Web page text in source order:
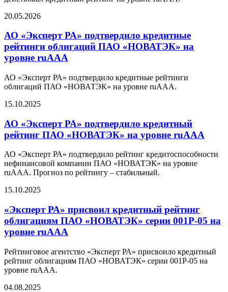
20.05.2026
АО «Эксперт РА» подтвердило кредитные
рейтинги облигаций ПАО «НОВАТЭК» на
уровне ruAAA
АО «Эксперт РА» подтвердило кредитные рейтинги
облигаций ПАО «НОВАТЭК» на уровне ruAAA.
15.10.2025
АО «Эксперт РА» подтвердило кредитный
рейтинг ПАО «НОВАТЭК» на уровне ruAAA
АО «Эксперт РА» подтвердило рейтинг кредитоспособности
нефинансовой компании ПАО «НОВАТЭК» на уровне
ruAAА. Прогноз по рейтингу – стабильный.
15.10.2025
«Эксперт РА» присвоил кредитный рейтинг
облигациям ПАО «НОВАТЭК» серии 001P-05 на
уровне ruAAA
Рейтинговое агентство «Эксперт РА» присвоило кредитный
рейтинг облигациям ПАО «НОВАТЭК» серии 001P-05 на
уровне ruAAA.
04.08.2025